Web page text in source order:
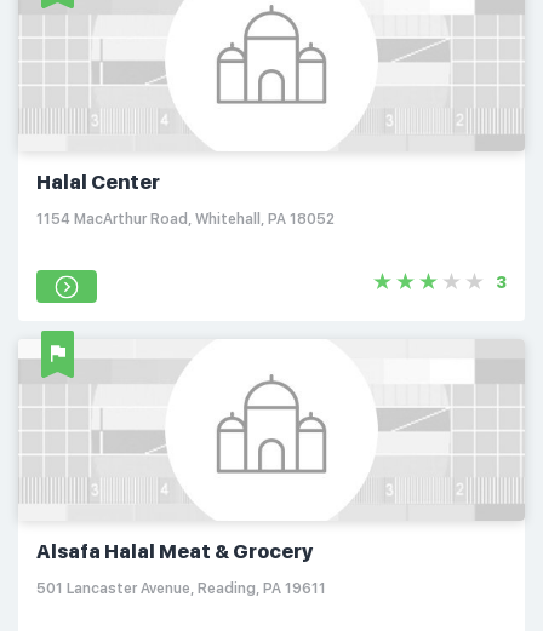
Halal Center
1154 MacArthur Road, Whitehall, PA 18052
3
Alsafa Halal Meat & Grocery
501 Lancaster Avenue, Reading, PA 19611